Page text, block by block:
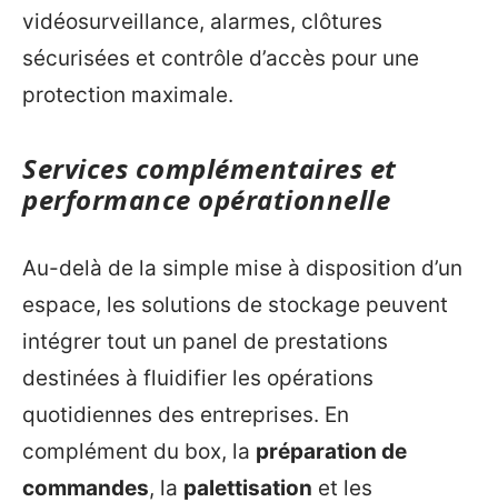
vidéosurveillance, alarmes, clôtures
sécurisées et contrôle d’accès pour une
protection maximale.
Services complémentaires et
performance opérationnelle
Au-delà de la simple mise à disposition d’un
espace, les solutions de stockage peuvent
intégrer tout un panel de prestations
destinées à fluidifier les opérations
quotidiennes des entreprises. En
complément du box, la préparation de
commandes, la palettisation et les